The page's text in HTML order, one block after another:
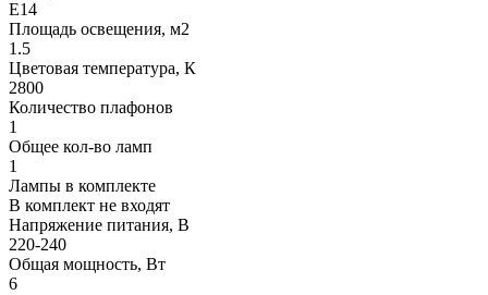
E14
Площадь освещения, м2
1.5
Цветовая температура, К
2800
Количество плафонов
1
Общее кол-во ламп
1
Лампы в комплекте
В комплект не входят
Напряжение питания, В
220-240
Общая мощность, Вт
6